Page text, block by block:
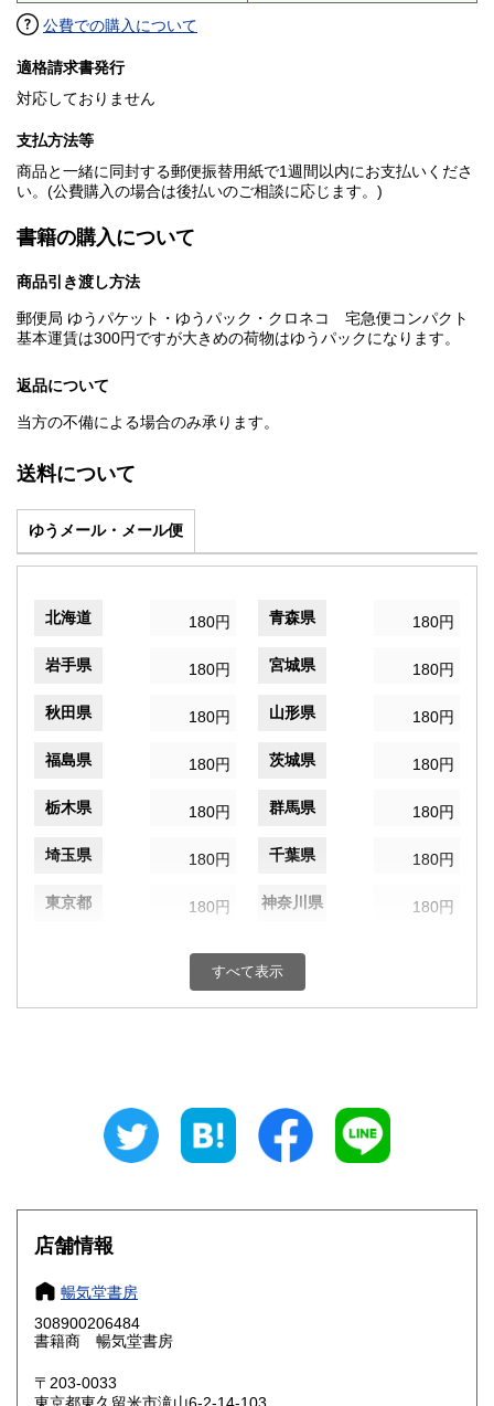
公費での購入について
適格請求書発行
対応しておりません
支払方法等
商品と一緒に同封する郵便振替用紙で1週間以内にお支払いくださ
い。(公費購入の場合は後払いのご相談に応じます。)
書籍の購入について
商品引き渡し方法
郵便局 ゆうパケット・ゆうパック・クロネコ 宅急便コンパクト
基本運賃は300円ですが大きめの荷物はゆうパックになります。
返品について
当方の不備による場合のみ承ります。
送料について
ゆうメール・メール便
北海道 180円 青森県 180円
岩手県 180円 宮城県 180円
秋田県 180円 山形県 180円
福島県 180円 茨城県 180円
栃木県 180円 群馬県 180円
埼玉県 180円 千葉県 180円
東京都 180円 神奈川県 180円
180円 富山県
180円 三重県
大阪府
奈良県
鳥取県
岡山県
すべて表示
店舗情報
暢気堂書房
308900206484
書籍商 暢気堂書房
〒203-0033